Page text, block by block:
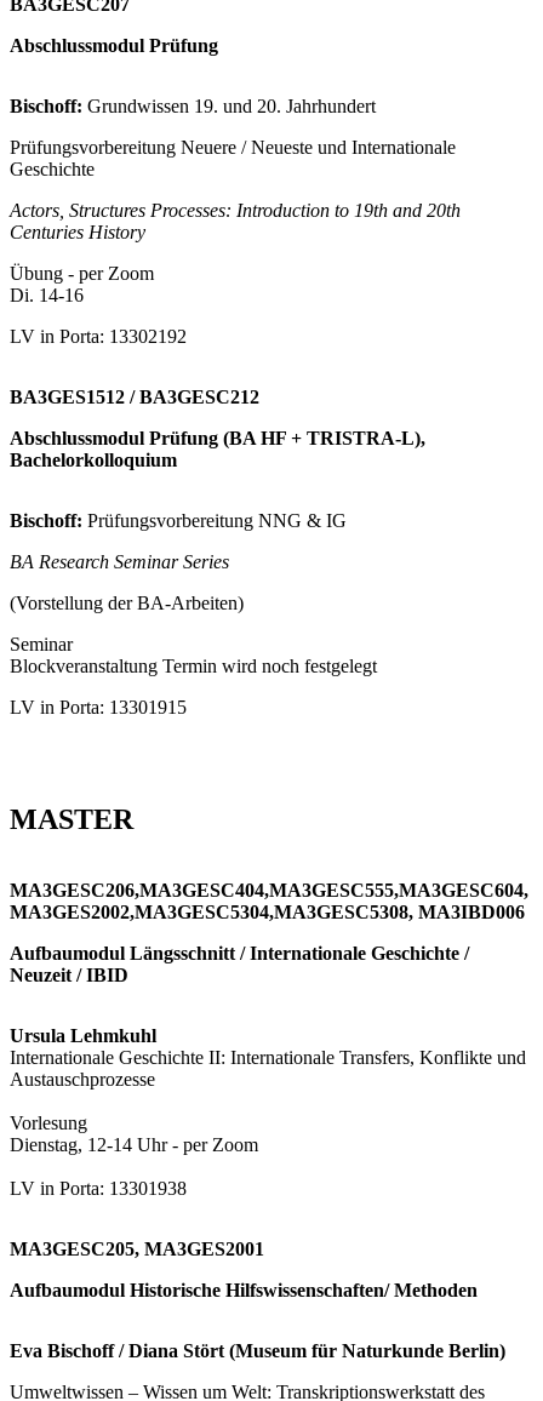
Abschlussmodul Prüfung
Bischoff: Grundwissen 19. und 20. Jahrhundert
Prüfungsvorbereitung Neuere / Neueste und Internationale
Geschichte
Actors, Structures Processes: Introduction to 19th and 20th
Centuries History
Übung - per Zoom
Di. 14-16
LV in Porta: 13302192
BA3GES1512 / BA3GESC212
Abschlussmodul Prüfung (BA HF + TRISTRA-L),
Bachelorkolloquium
Bischoff: Prüfungsvorbereitung NNG & IG
BA Research Seminar Series
(Vorstellung der BA-Arbeiten)
Seminar
Blockveranstaltung Termin wird noch festgelegt
LV in Porta: 13301915
MASTER
MA3GESC206,MA3GESC404,MA3GESC555,MA3GESC604,
MA3GES2002,MA3GESC5304,MA3GESC5308, MA3IBD006
Aufbaumodul Längsschnitt / Internationale Geschichte /
Neuzeit / IBID
Ursula Lehmkuhl
Internationale Geschichte II: Internationale Transfers, Konflikte und
Austauschprozesse
Vorlesung
Dienstag, 12-14 Uhr - per Zoom
LV in Porta: 13301938
MA3GESC205, MA3GES2001
Aufbaumodul Historische Hilfswissenschaften/ Methoden
Eva Bischoff / Diana Stört (Museum für Naturkunde Berlin)
Umweltwissen – Wissen um Welt: Transkriptionswerkstatt des